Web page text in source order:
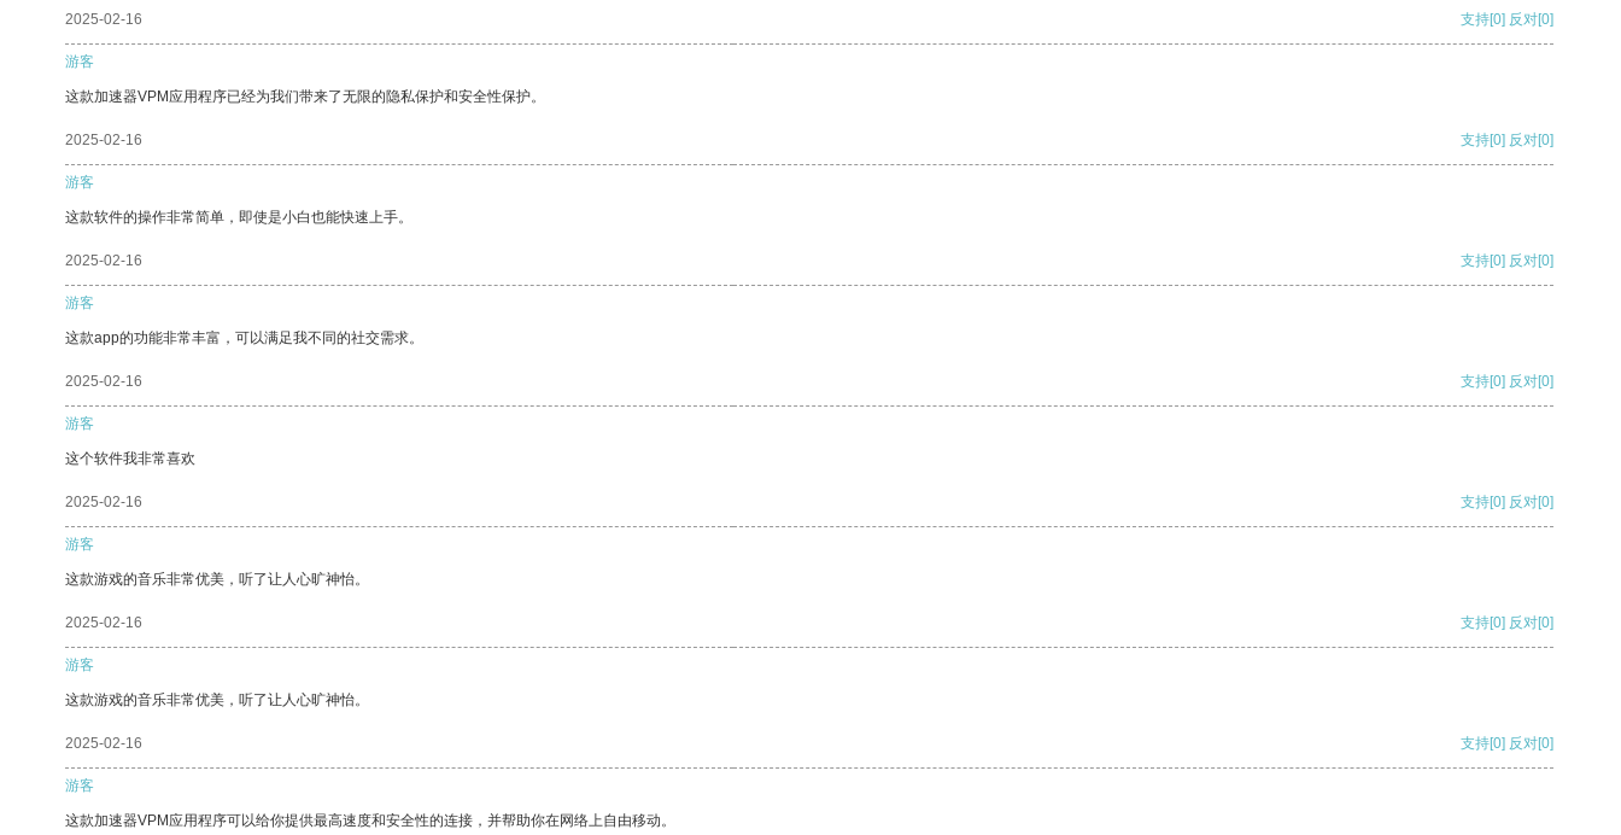
2025-02-16 支持[0] 反对[0]
游客
这款加速器VPM应用程序已经为我们带来了无限的隐私保护和安全性保护。
2025-02-16 支持[0] 反对[0]
游客
这款软件的操作非常简单，即使是小白也能快速上手。
2025-02-16 支持[0] 反对[0]
游客
这款app的功能非常丰富，可以满足我不同的社交需求。
2025-02-16 支持[0] 反对[0]
游客
这个软件我非常喜欢
2025-02-16 支持[0] 反对[0]
游客
这款游戏的音乐非常优美，听了让人心旷神怡。
2025-02-16 支持[0] 反对[0]
游客
这款游戏的音乐非常优美，听了让人心旷神怡。
2025-02-16 支持[0] 反对[0]
游客
这款加速器VPM应用程序可以给你提供最高速度和安全性的连接，并帮助你在网络上自由移动。